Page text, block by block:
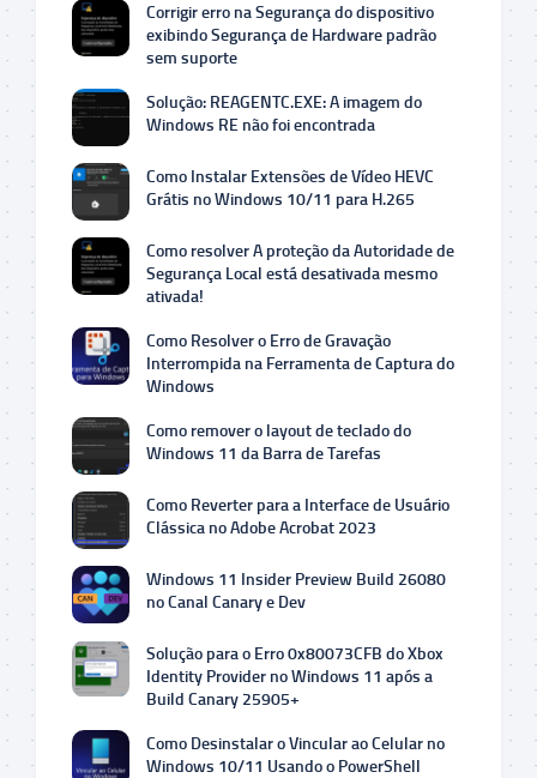
Corrigir erro na Segurança do dispositivo
exibindo Segurança de Hardware padrão
sem suporte
Solução: REAGENTC.EXE: A imagem do
Windows RE não foi encontrada
Como Instalar Extensões de Vídeo HEVC
Grátis no Windows 10/11 para H.265
Como resolver A proteção da Autoridade de
Segurança Local está desativada mesmo
ativada!
Como Resolver o Erro de Gravação
Interrompida na Ferramenta de Captura do
Windows
Como remover o layout de teclado do
Windows 11 da Barra de Tarefas
Como Reverter para a Interface de Usuário
Clássica no Adobe Acrobat 2023
Windows 11 Insider Preview Build 26080
no Canal Canary e Dev
Solução para o Erro 0x80073CFB do Xbox
Identity Provider no Windows 11 após a
Build Canary 25905+
Como Desinstalar o Vincular ao Celular no
Windows 10/11 Usando o PowerShell